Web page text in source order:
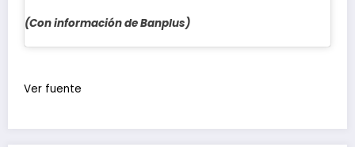
(Con información de Banplus)
de
Ver fuente